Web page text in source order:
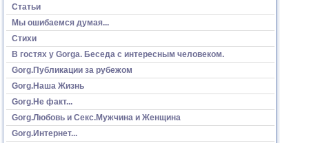
Статьи
Мы ошибаемся думая...
Стихи
В гостях у Gorga. Беседа с интересным человеком.
Gorg.Публикации за рубежом
Gorg.Наша Жизнь
Gorg.Не факт...
Gorg.Любовь и Секс.Мужчина и Женщина
Gorg.Интернет...